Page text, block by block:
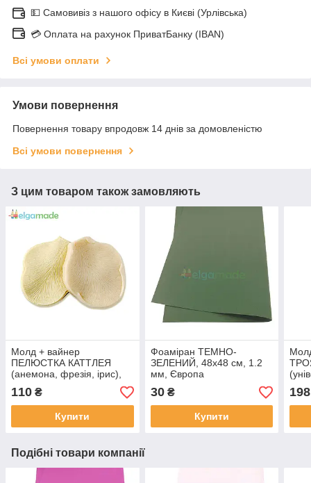
💵 Самовивіз з нашого офісу в Києві (Урлівська)
💳 Оплата на рахунок ПриватБанку (IBAN)
Всі умови оплати
Умови повернення
Повернення товару впродовж 14 днів за домовленістю
Всі умови повернення
З цим товаром також замовляють
Молд + вайнер
ПЕЛЮСТКА КАТТЛЕЯ
(анемона, фрезія, ірис),
6.5х5 см
110 ₴
Купити
Фоаміран ТЕМНО-
ЗЕЛЕНИЙ, 48x48 см, 1.2
мм, Європа
30₴
Купити
см
198
Подібні товари компанії